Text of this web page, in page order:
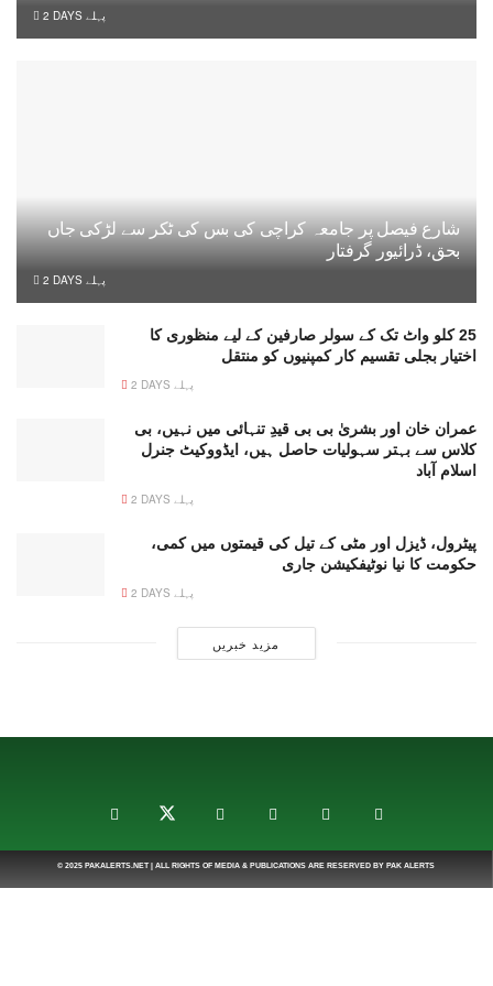
2 DAYS پہلے
شارع فیصل پر جامعہ کراچی کی بس کی ٹکر سے لڑکی جاں
بحق، ڈرائیور گرفتار
2 DAYS پہلے
25 کلو واٹ تک کے سولر صارفین کے لیے منظوری کا
اختیار بجلی تقسیم کار کمپنیوں کو منتقل
2 DAYS پہلے
عمران خان اور بشریٰ بی بی قیدِ تنہائی میں نہیں، بی
کلاس سے بہتر سہولیات حاصل ہیں، ایڈووکیٹ جنرل
اسلام آباد
2 DAYS پہلے
پیٹرول، ڈیزل اور مٹی کے تیل کی قیمتوں میں کمی،
حکومت کا نیا نوٹیفکیشن جاری
2 DAYS پہلے
مزید خبریں
© 2025 PAKALERTS.NET| ALL RIGHTS OF MEDIA & PUBLICATIONS ARE RESERVED BY PAK ALERTS